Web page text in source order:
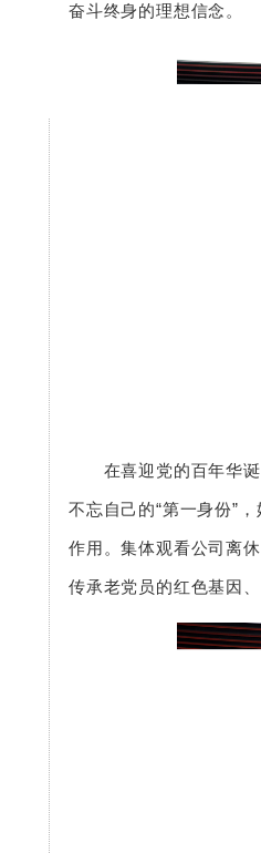
奋斗终身的理想信念。
在喜迎党的百年华诞
不忘自己的“第一身份”
作用。集体观看公司离
传承老党员的红色基因